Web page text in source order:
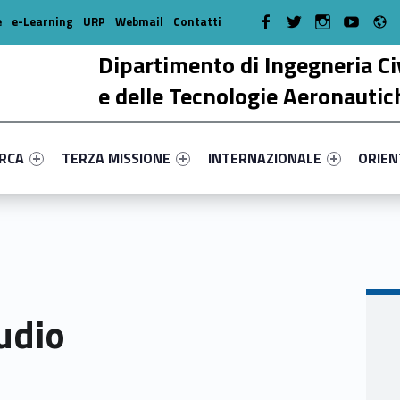
Dipartimento di Ingegneria
e delle Tecnologie
primary-97883-17
#link-menu-primary-93361-38
Link identifier #link-menu-primary-58082-51
TERZA MISSIONE
Link identifier #link-menu-
INTERNAZIONALE
Link
e-Learning URP Webmail Contatti WebMan on Facebook
WebMan on TwitterWebMan onWebMan